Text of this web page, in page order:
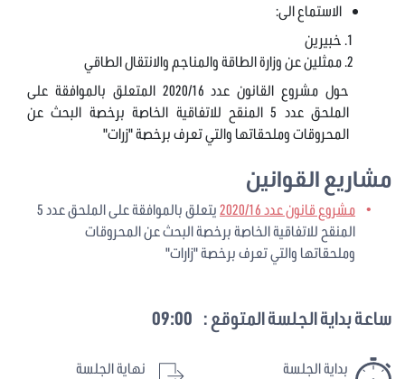
الاستماع الى:
خبيرين
ممثلين عن وزارة الطاقة والمناجم والانتقال الطاقي
حول مشروع القانون عدد 2020/16 المتعلق بالموافقة على
الملحق عدد 5 المنقح للاتفاقية الخاصة برخصة البحث عن
المحروقات وملحقاتها والتي تعرف برخصة "زرات"
مشاريع القوانين
مشروع قانون عدد 2020/16
يتعلق بالموافقة على الملحق عدد 5
المنقح للاتفاقية الخاصة برخصة البحث عن المحروقات
وملحقاتها والتي تعرف برخصة "زارات"
ساعة بداية الجلسة المتوقع : 09:00
بداية الجلسة
نهاية الجلسة